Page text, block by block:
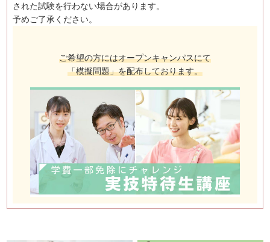
された試験を行わない場合があります。
予めご了承ください。
ご希望の方にはオープンキャンパスにて
「模擬問題」を配布しております。